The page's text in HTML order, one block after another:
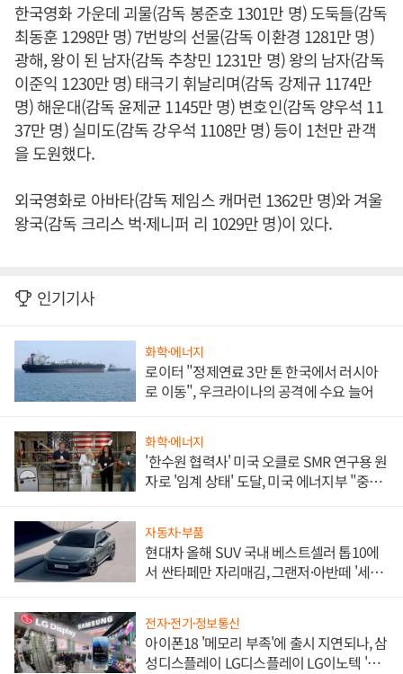
한국영화 가운데 괴물(감독 봉준호 1301만 명) 도둑들(감독
최동훈 1298만 명) 7번방의 선물(감독 이환경 1281만 명)
광해, 왕이 된 남자(감독 추창민 1231만 명) 왕의 남자(감독
이준익 1230만 명) 태극기 휘날리며(감독 강제규 1174만
명) 해운대(감독 윤제균 1145만 명) 변호인(감독 양우석 11
37만 명) 실미도(감독 강우석 1108만 명) 등이 1천만 관객
을 도원했다.
외국영화로 아바타(감독 제임스 캐머런 1362만 명)와 겨울
왕국(감독 크리스 벅·제니퍼 리 1029만 명)이 있다.
인기기사
화학·에너지
로이터 "정제연료 3만 톤 한국에서 러시아
로 이동", 우크라이나의 공격에 수요 늘어
화학·에너지
'한수원 협력사' 미국 오클로 SMR 연구용 원
자로 '임계 상태' 도달, 미국 에너지부 "중요
자동차·부품
현대차 올해 SUV 국내 베스트셀러 톱10에
서 싼타페만 자리매김, 그랜저·아반떼 '세단
전자·전기·정보통신
아이폰18 '메모리 부족'에 출시 지연되나, 삼
성디스플레이 LG디스플레이 LG이노텍 '탈